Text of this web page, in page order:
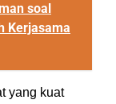
soal
Kerjasama
yang kuat